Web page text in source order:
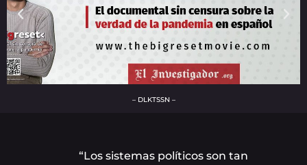
– DLKTSSN –
“Los sistemas políticos son tan